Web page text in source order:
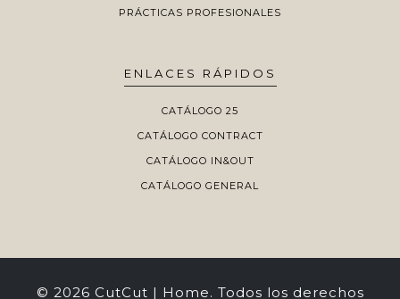
PRÁCTICAS PROFESIONALES
ENLACES RÁPIDOS
CATÁLOGO 25
CATÁLOGO CONTRACT
CATÁLOGO IN&OUT
CATÁLOGO GENERAL
© 2026 CutCut | Home. Todos los derechos